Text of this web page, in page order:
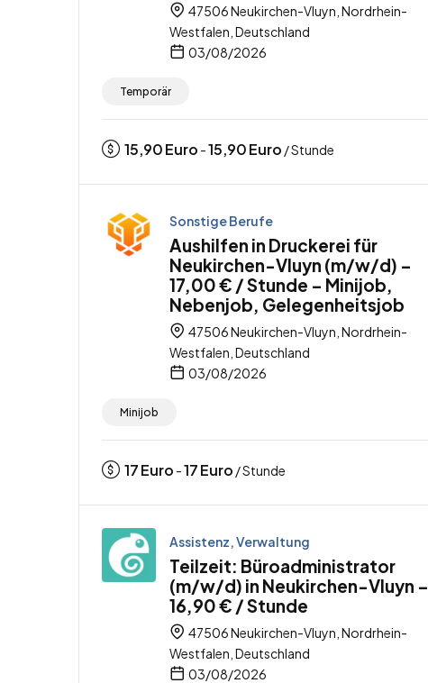
47506 Neukirchen-Vluyn, Nordrhein-
Westfalen, Deutschland
03/08/2026
Temporär
15,90Euro -15,90Euro / Stunde
Sonstige Berufe
Aushilfen in Druckerei für
Neukirchen-Vluyn (m/w/d) –
17,00 € / Stunde – Minijob,
Nebenjob, Gelegenheitsjob
47506 Neukirchen-Vluyn, Nordrhein-
Westfalen, Deutschland
03/08/2026
Minijob
17Euro -17Euro / Stunde
Assistenz, Verwaltung
Teilzeit: Büroadministrator
(m/w/d) in Neukirchen-Vluyn –
16,90 € / Stunde
47506 Neukirchen-Vluyn, Nordrhein-
Westfalen, Deutschland
03/08/2026